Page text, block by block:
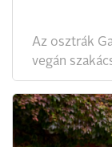
Az osztrák
vegán